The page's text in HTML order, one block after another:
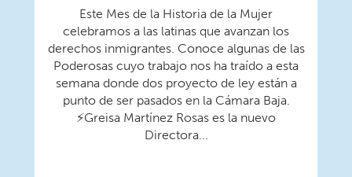
Este Mes de la Historia de la Mujer
celebramos a las latinas que avanzan los
derechos inmigrantes. Conoce algunas de las
Poderosas cuyo trabajo nos ha traído a esta
semana donde dos proyecto de ley están a
punto de ser pasados en la Cámara Baja.
⚡Greisa Martínez Rosas es la nuevo
Directora...